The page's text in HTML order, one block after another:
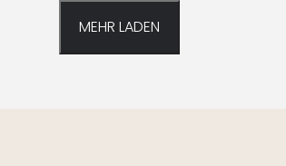
MEHR LADEN